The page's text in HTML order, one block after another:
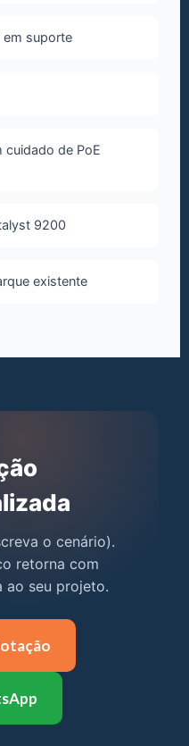
suporte
cuidado de PoE
9200
existente
o cenário).
retorna com
ao seu projeto.